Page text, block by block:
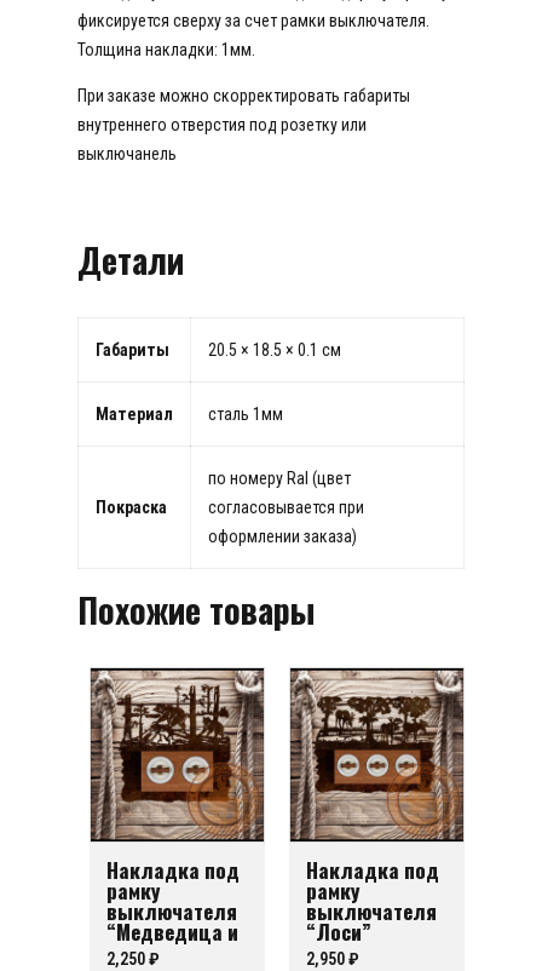
фиксируется сверху за счет рамки выключателя.
Толщина накладки: 1мм.
При заказе можно скорректировать габариты
внутреннего отверстия под розетку или
выключанель
Детали
Габариты 20.5 × 18.5 × 0.1 см
Материал сталь 1мм
Покраска
по номеру Ral (цвет
согласовывается при
оформлении заказа)
Похожие товары
Накладка под
рамку
выключателя
“Медведица и
медвежонок”
2,250₽
Накладка под
рамку
выключателя
“Лоси”
2,950₽